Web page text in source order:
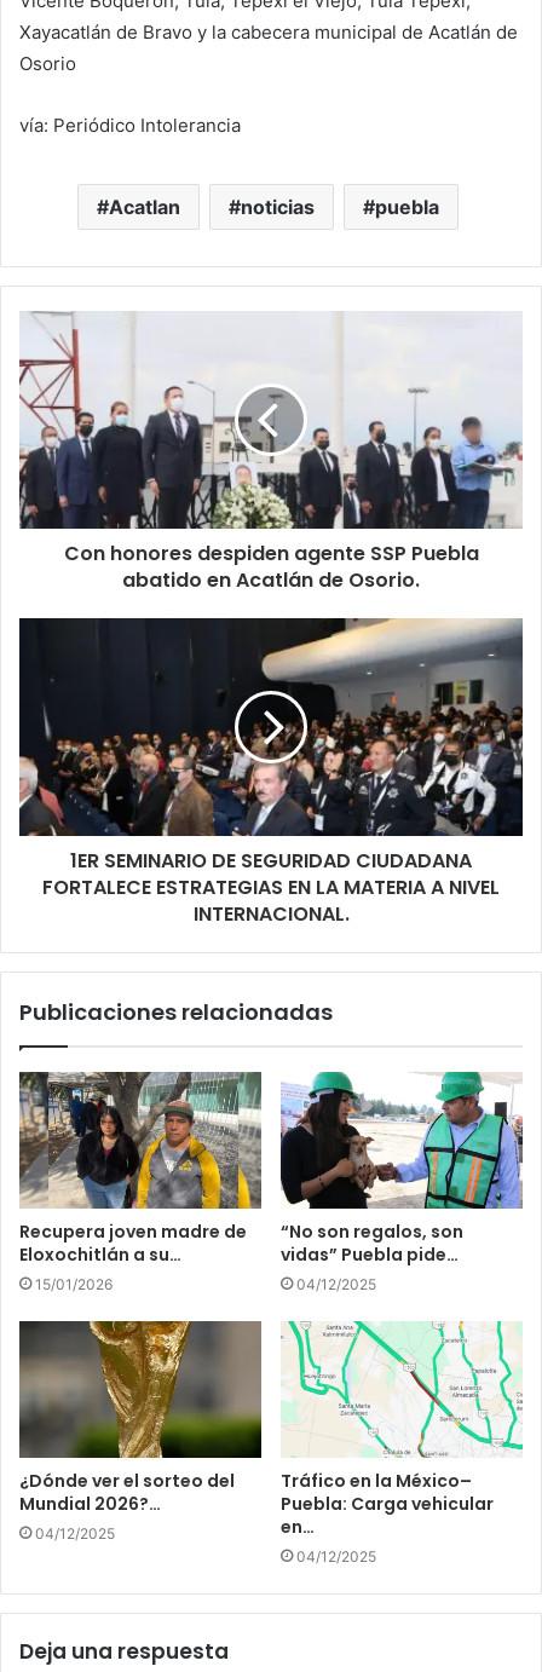
Xayacatlán de Bravo y la cabecera municipal de Acatlán de
Osorio
vía: Periódico Intolerancia
Acatlan noticias puebla
Con honores despiden agente SSP Puebla
abatido en Acatlán de Osorio.
1ER SEMINARIO DE SEGURIDAD CIUDADANA
FORTALECE ESTRATEGIAS EN LA MATERIA A NIVEL
INTERNACIONAL.
Publicaciones relacionadas
Recupera joven madre de
Eloxochitlán a su…
15/01/2026
“No son regalos, son
vidas” Puebla pide…
04/12/2025
¿Dónde ver el sorteo del
Mundial 2026?…
04/12/2025
Tráfico en la México–
Puebla: Carga vehicular
en…
04/12/2025
Deja una respuesta